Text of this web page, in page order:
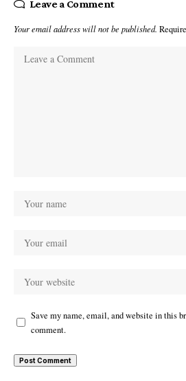
Leave a Comment
Your email address will not be published.
Save my name, email, and website in this
comment.